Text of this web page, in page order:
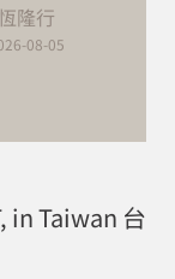
恆隆行
08-05
in Taiwan 台